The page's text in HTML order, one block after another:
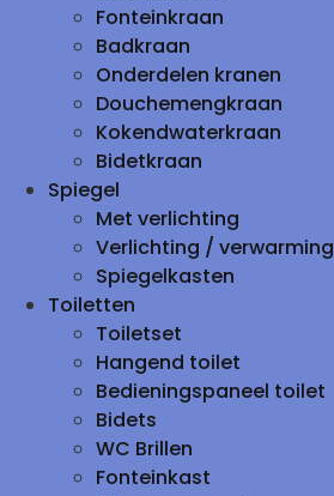
Fonteinkraan
Badkraan
Onderdelen kranen
Douchemengkraan
Kokendwaterkraan
Bidetkraan
Spiegel
Met verlichting
Verlichting / verwarming
Spiegelkasten
Toiletten
Toiletset
Hangend toilet
Bedieningspaneel toilet
Bidets
WC Brillen
Fonteinkast